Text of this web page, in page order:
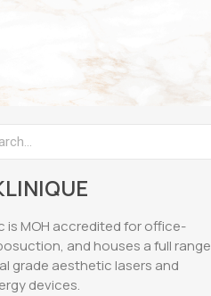
is MOH accredited for office-
and houses a full range
grade aesthetic lasers and
devices.